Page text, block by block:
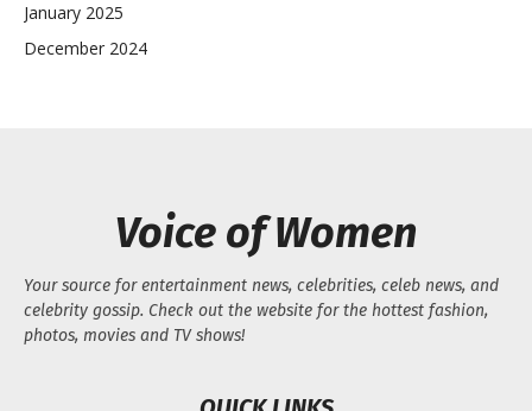
January 2025
December 2024
Voice of Women
Your source for entertainment news, celebrities, celeb news, and
celebrity gossip. Check out the website for the hottest fashion,
photos, movies and TV shows!